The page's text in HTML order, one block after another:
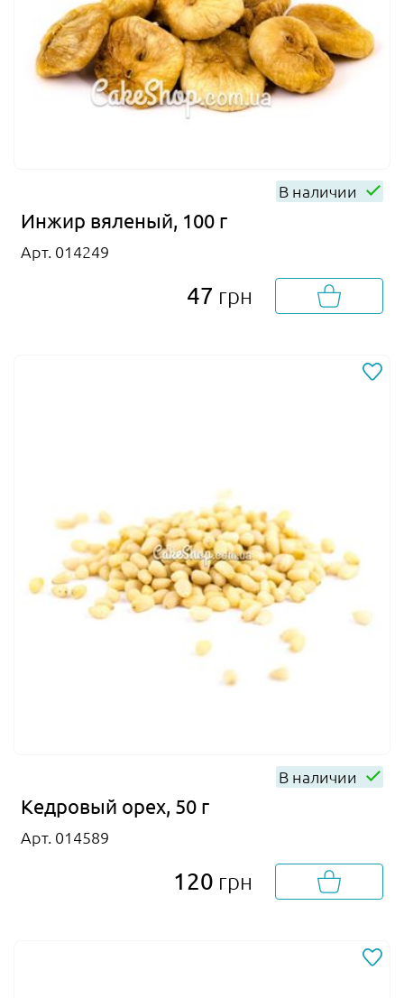
В наличии
Инжир вяленый, 100 г
Арт. 014249
47 грн
В наличии
Кедровый орех, 50 г
Арт. 014589
120 грн